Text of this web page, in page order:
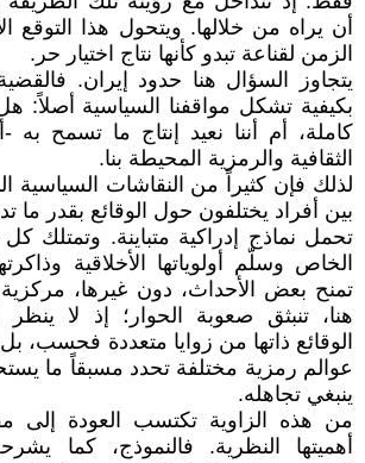
أن يراه من خلالها. ويتحول هذا التوقع
الزمن لقناعة تبدو كأنها نتاج اختيار حر.
يتجاوز السؤال هنا حدود إيران.
بكيفية تشكل مواقفنا السياسية أصلاً:
كاملة، أم أننا نعيد إنتاج ما تسمح به -
الثقافية والرمزية المحيطة بنا.
لذلك فإن كثيراً من النقاشات السياسية
بين أفراد يختلفون حول الوقائع بقدر ما
تحمل نماذج إدراكية متباينة. وتمتلك
الخاص وسلّم أولوياتها الأخلاقية
تمنح بعض الأحداث، دون غيرها، مركزية
هنا، تنبثق صعوبة الحوار؛ إذ لا ينظر
الوقائع ذاتها من زوايا متعددة فحسب،
عوالم رمزية مختلفة تحدد مسبقاً ما
ينبغي تجاهله.
من هذه الزاوية تكتسب العودة إلى
أهميتها النظرية. فالنموذج، كما